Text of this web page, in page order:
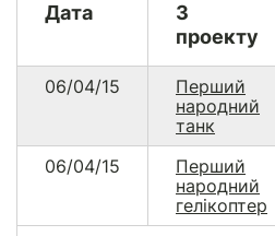
Дата
З
проекту
06/04/15
Перший
народний
танк
06/04/15
Перший
народний
гелікоптер